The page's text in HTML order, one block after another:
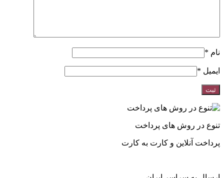
نام *
ایمیل *
تنوع در روش های پرداخت
پرداخت آنلاین و کارت به کارت